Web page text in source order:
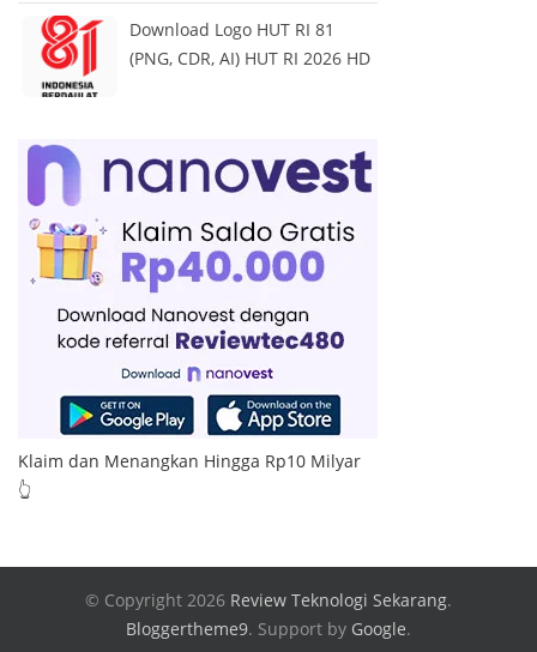
Download Logo HUT RI 81
(PNG, CDR, AI) HUT RI 2026 HD
Klaim dan Menangkan Hingga Rp10 Milyar
👆
© Copyright 2026 Review Teknologi Sekarang.
Bloggertheme9. Support by Google.